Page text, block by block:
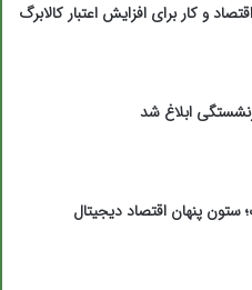
و کار برای افزایش اعتبار کالابرگ
ابلاغ شد
ستون پنهان اقتصاد دیجیتال